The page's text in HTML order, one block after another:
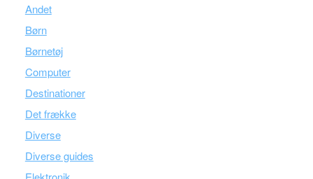
Andet
Børn
Børnetøj
Computer
Destinationer
Det frække
Diverse
Diverse guides